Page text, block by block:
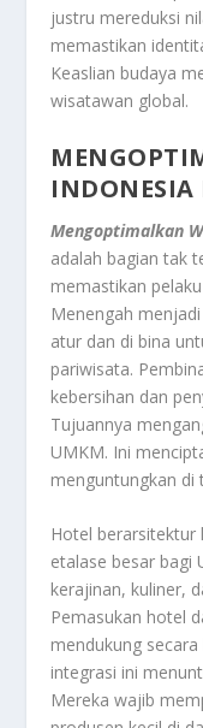
justru mereduksi
memastikan
Keaslian budaya
wisatawan global.
INDONESIA
Mengoptimalkan
adalah bagian tak
memastikan
Menengah
atur dan di bina
pariwisata.
kebersihan dan
Tujuannya
UMKM. Ini
menguntungkan di
Hotel berarsitektur
etalase besar bagi
kerajinan, kuliner,
Pemasukan hotel
mendukung
integrasi ini
Mereka wajib